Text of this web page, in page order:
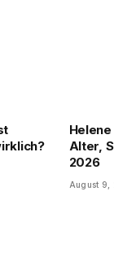
Alter,
2026
August 9,